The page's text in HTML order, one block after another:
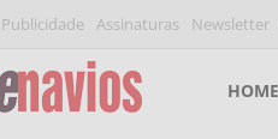
Publicidade Assinaturas Newsletter
HOME